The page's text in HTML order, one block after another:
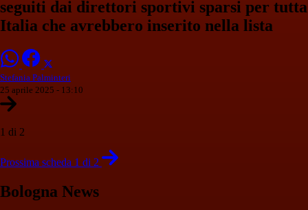
seguiti dai direttori sportivi sparsi per tutta
Italia che avrebbero inserito nella lista
Stefania Palminteri
25 aprile 2025 - 13:10
1 di 2
Prossima scheda 1 di 2
Bologna News